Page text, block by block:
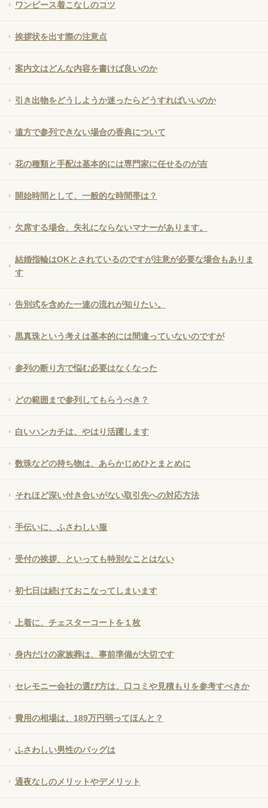
ワンピース着こなしのコツ
挨拶状を出す際の注意点
案内文はどんな内容を書けば良いのか
引き出物をどうしようか迷ったらどうすればいいのか
遠方で参列できない場合の香典について
花の種類と手配は基本的には専門家に任せるのが吉
開始時間として、一般的な時間帯は？
欠席する場合、失礼にならないマナーがあります。
結婚指輪はOKとされているのですが注意が必要な場合もありま
す
告別式を含めた一連の流れが知りたい。
黒真珠という考えは基本的には間違っていないのですが
参列の断り方で悩む必要はなくなった
どの範囲まで参列してもらうべき？
白いハンカチは、やはり活躍します
数珠などの持ち物は、あらかじめひとまとめに
それほど深い付き合いがない取引先への対応方法
手伝いに、ふさわしい服
受付の挨拶、といっても特別なことはない
初七日は続けておこなってしまいます
上着に、チェスターコートを１枚
身内だけの家族葬は、事前準備が大切です
セレモニー会社の選び方は、口コミや見積もりを参考すべきか
費用の相場は、189万円弱ってほんと？
ふさわしい男性のバッグは
通夜なしのメリットやデメリット